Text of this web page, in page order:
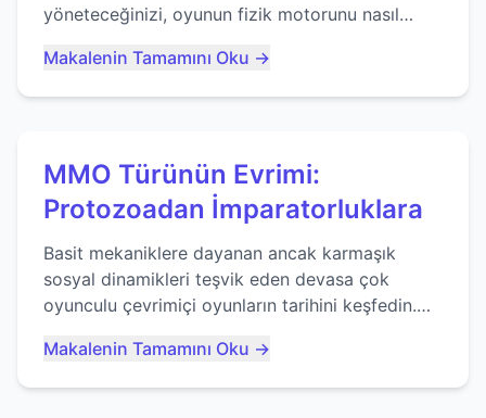
yöneteceğinizi, oyunun fizik motorunu nasıl
ustalaşacağınızı öğrenin...
Makalenin Tamamını Oku →
MMO Türünün Evrimi:
Protozoadan İmparatorluklara
Basit mekaniklere dayanan ancak karmaşık
sosyal dinamikleri teşvik eden devasa çok
oyunculu çevrimiçi oyunların tarihini keşfedin.
Makalenin Tamamını Oku →